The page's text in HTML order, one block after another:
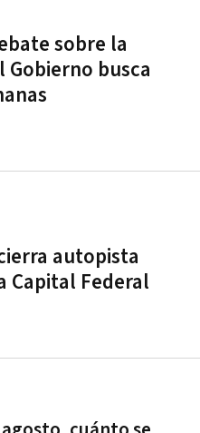
sobre la
Gobierno busca
autopista
Capital Federal